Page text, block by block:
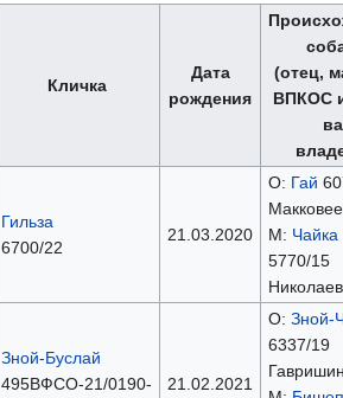
Кличка
Дата
рождения
(отец,
ВПКОС
Гильза
6700/22
21.03.2020
О: Гай
М: Чайка
5770/15
Зной-Буслай
495ВФСО-21/0190-
21.02.2021
О: Зной-
6337/19